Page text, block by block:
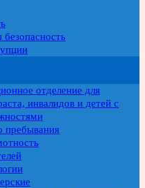
безопасность
отделение для
инвалидов и детей с
пребывания